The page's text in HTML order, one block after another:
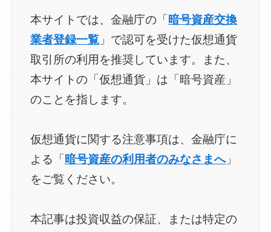
本サイトでは、金融庁の「 暗号資産交換
業者登録一覧 」で認可を受けた仮想通貨
取引所の利用を推奨しています。また、
本サイトの「仮想通貨」は「暗号資産」
のことを指します。
仮想通貨に関する注意事項は、金融庁に
よる「 暗号資産の利用者のみなさまへ」
をご覧ください。
本記事は投資収益の保証、または特定の